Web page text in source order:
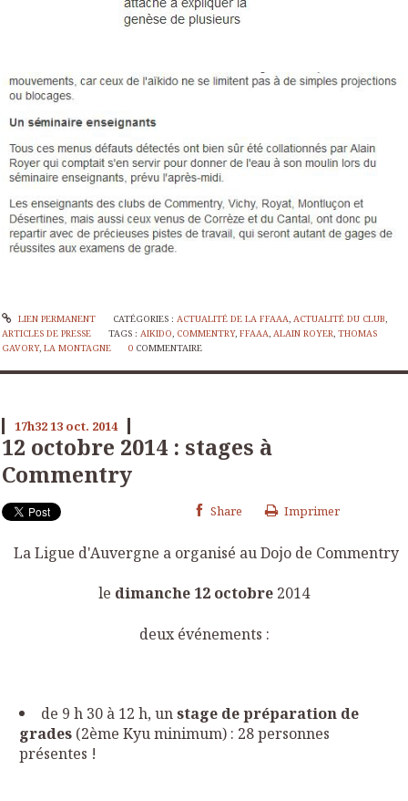
LIEN PERMANENT CATÉGORIES : ACTUALITÉ DE LA FFAAA, ACTUALITÉ DU CLUB,
ARTICLES DE PRESSE
TAGS :AIKIDO, COMMENTRY,FFAAA,ALAIN ROYER,THOMAS
GAVORY, LA MONTAGNE 0 COMMENTAIRE
17h3213 oct. 2014
12 octobre 2014 : stages à
Commentry
Share Imprimer
La Ligue d'Auvergne a organisé au Dojo de Commentry
le dimanche 12 octobre 2014
deux événements :
de 9 h 30 à 12 h, unstage de préparation de
grades(2ème Kyu minimum) : 28 personnes
présentes !